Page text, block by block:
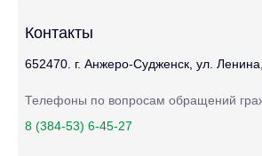
Контакты
652470. г. Анжеро-Судженск, ул.
Телефоны по вопросам обращений
8 (384-53) 6-45-27